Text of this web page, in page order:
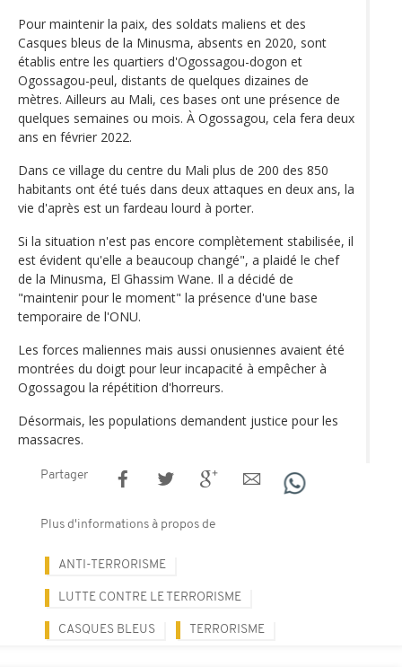
Pour maintenir la paix, des soldats maliens et des
Casques bleus de la Minusma, absents en 2020, sont
établis entre les quartiers d'Ogossagou-dogon et
Ogossagou-peul, distants de quelques dizaines de
mètres. Ailleurs au Mali, ces bases ont une présence de
quelques semaines ou mois. À Ogossagou, cela fera deux
ans en février 2022.
Dans ce village du centre du Mali plus de 200 des 850
habitants ont été tués dans deux attaques en deux ans, la
vie d'après est un fardeau lourd à porter.
Si la situation n'est pas encore complètement stabilisée, il
est évident qu'elle a beaucoup changé", a plaidé le chef
de la Minusma, El Ghassim Wane. Il a décidé de
"maintenir pour le moment" la présence d'une base
temporaire de l'ONU.
Les forces maliennes mais aussi onusiennes avaient été
montrées du doigt pour leur incapacité à empêcher à
Ogossagou la répétition d'horreurs.
Désormais, les populations demandent justice pour les
massacres.
Partager
Plus d'informations à propos de
ANTI-TERRORISME
LUTTE CONTRE LE TERRORISME
CASQUES BLEUS TERRORISME